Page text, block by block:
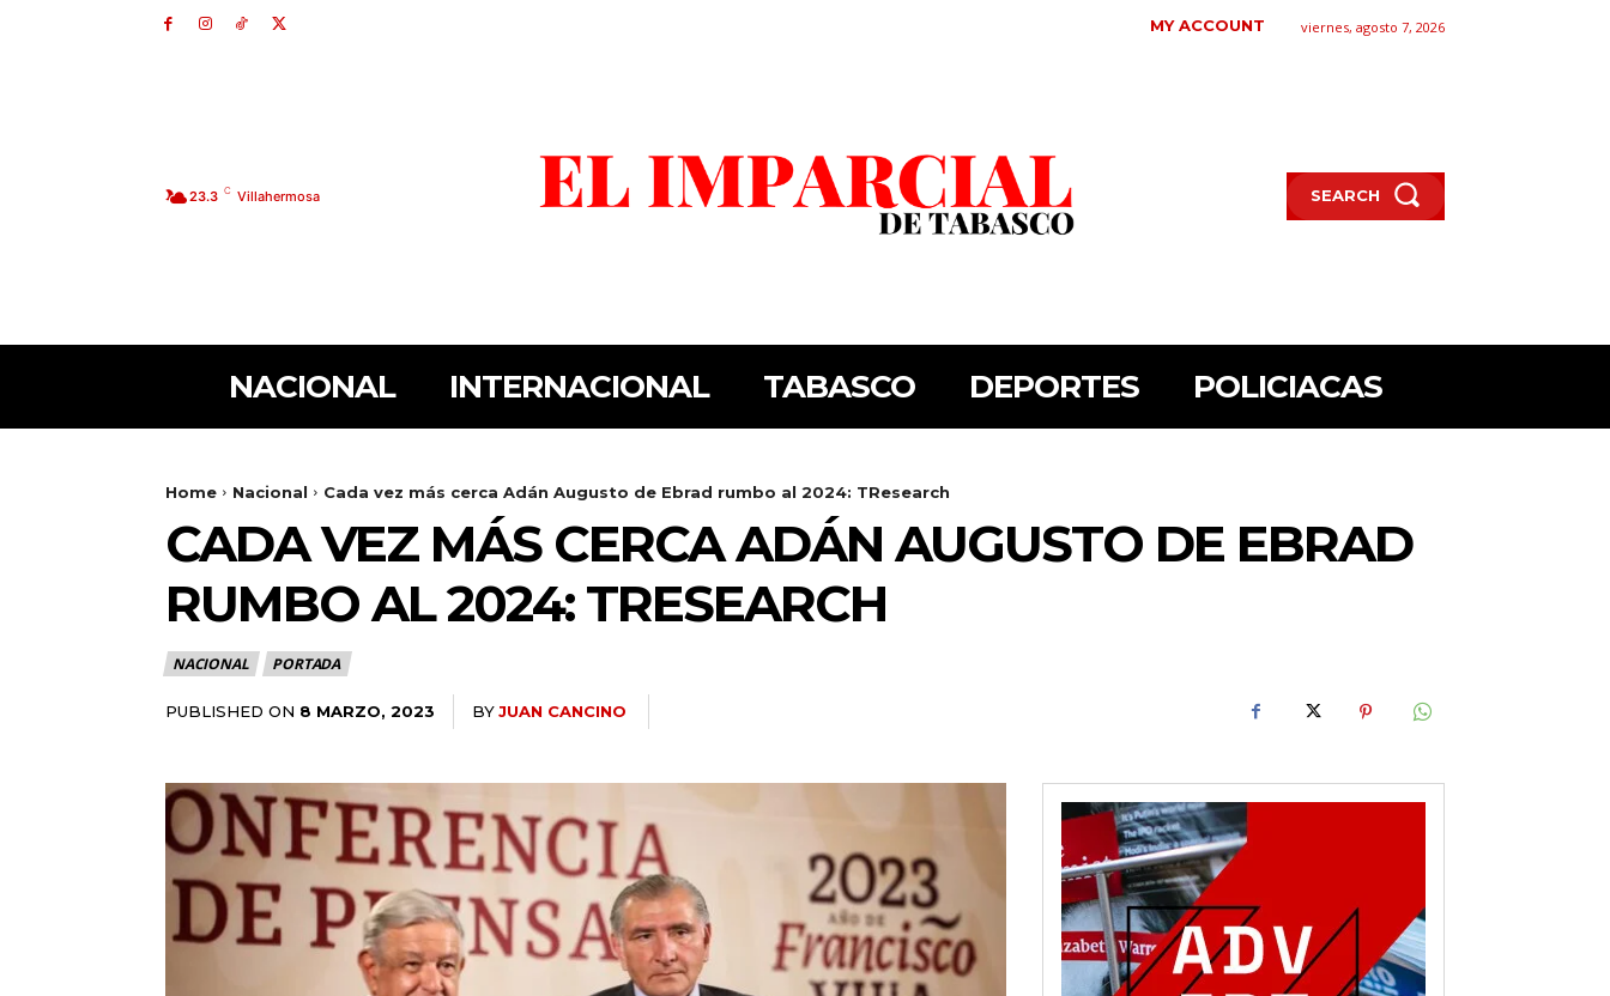
MY ACCOUNT viernes, agosto 7, 2026
23.3 C Villahermosa SEARCH
NACIONAL INTERNACIONAL TABASCO DEPORTES POLICIACAS
Home Nacional Cada vez más cerca Adán Augusto de Ebrad rumbo al 2024: TResearch
CADA VEZ MÁS CERCA ADÁN AUGUSTO DE EBRAD
RUMBO AL 2024: TRESEARCH
NACIONAL PORTADA
PUBLISHED ON 8 MARZO, 2023 BYJUAN CANCINO